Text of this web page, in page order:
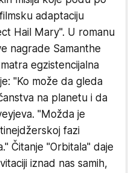
adaptaciju
Hail Mary". U romanu
nagrade Samanthe
egzistencijalna
"Ko može da gleda
na planetu i da
"Možda je
fazi
Čitanje "Orbitala" daje
iznad nas samih,